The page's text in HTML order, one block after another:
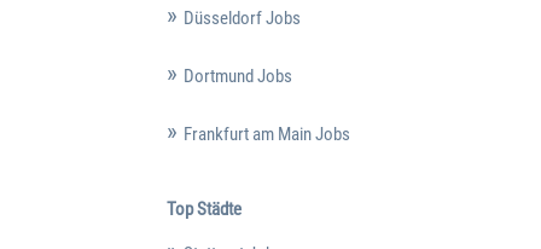
Düsseldorf Jobs
Dortmund Jobs
Frankfurt am Main Jobs
Top Städte